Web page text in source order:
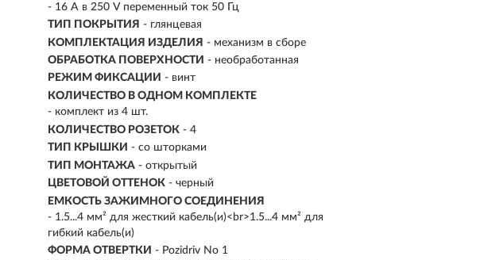
- 16 A в 250 V переменный ток 50 Гц
ТИП ПОКРЫТИЯ - глянцевая
КОМПЛЕКТАЦИЯ ИЗДЕЛИЯ - механизм в сборе
ОБРАБОТКА ПОВЕРХНОСТИ - необработанная
РЕЖИМ ФИКСАЦИИ - винт
КОЛИЧЕСТВО В ОДНОМ КОМПЛЕКТЕ
- комплект из 4 шт.
КОЛИЧЕСТВО РОЗЕТОК - 4
ТИП КРЫШКИ - со шторками
ТИП МОНТАЖА - открытый
ЦВЕТОВОЙ ОТТЕНОК - черный
ЕМКОСТЬ ЗАЖИМНОГО СОЕДИНЕНИЯ
- 1.5...4 мм² для жесткий кабель(и)<br>1.5...4 мм² для
гибкий кабель(и)
ФОРМА ОТВЕРТКИ - Pozidriv No 1